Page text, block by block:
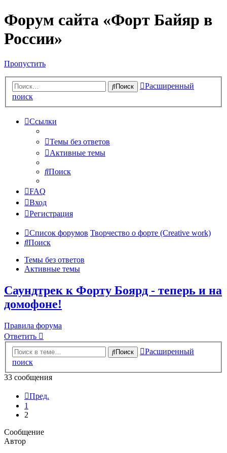
Форум сайта «Форт Байяр в
России»
Пропустить
Поиск
Расширенный
поиск
Ссылки
Темы без ответов
Активные темы
Поиск
FAQ
Вход
Регистрация
Список форумов Творчество о форте (Creative work)
Поиск
Темы без ответов
Активные темы
Саундтрек к Форту Боярд - теперь и на
домофоне!
Правила форума
Ответить
Поиск
Расширенный
поиск
33 сообщения
Пред.
1
2
Сообщение
Автор